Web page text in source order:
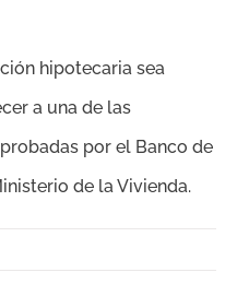
hipotecaria sea
a una de las
por el Banco de
de la Vivienda.